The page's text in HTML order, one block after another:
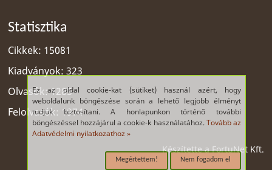
Ez az oldal cookie-kat (sütiket) használ azért, hogy
weboldalunk böngészése során a lehető legjobb élményt
tudjuk biztosítani. A honlapunkon történő további
böngészéssel hozzájárul a cookie-k használatához.Tovább az
Adatvédelmi nyilatkozathoz »
Megértettem! Nem fogadom el
Statisztika
Cikkek: 15081
Kiadványok: 323
Olvasók: 1285
Felolvasók: 1974
Készítette aFortuNet Kft.